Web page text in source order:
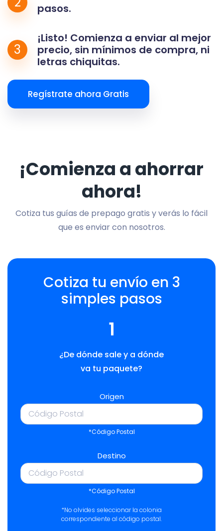
pasos.
3
¡Listo! Comienza a enviar al mejor
precio, sin mínimos de compra, ni
letras chiquitas.
Regístrate ahora Gratis
¡Comienza a ahorrar
ahora!
Cotiza tus guías de prepago gratis y verás lo fácil
que es enviar con nosotros.
Cotiza tu envío en 3
simples pasos
1
¿De dónde sale y a dónde
va tu paquete?
Origen
*Código Postal
Destino
*Código Postal
*No olvides seleccionar la colonia
correspondiente al código postal.